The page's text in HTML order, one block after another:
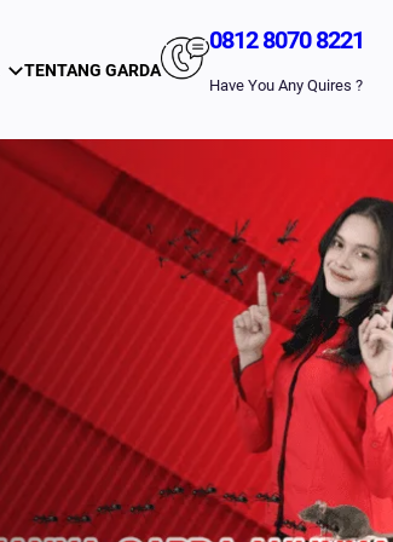
TENTANG GARDA
0812 8070 8221
Have You Any Quires ?